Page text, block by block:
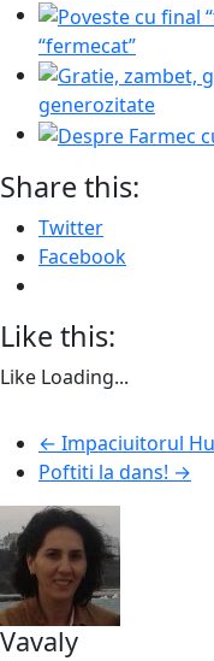
“fermecat”
generozitate
Share this:
Twitter
Facebook
Like this:
Like Loading...
← Impaciuitorul
Poftiti la dans! →
Vavaly